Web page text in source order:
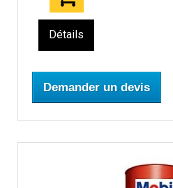
Détails
Demander un devis